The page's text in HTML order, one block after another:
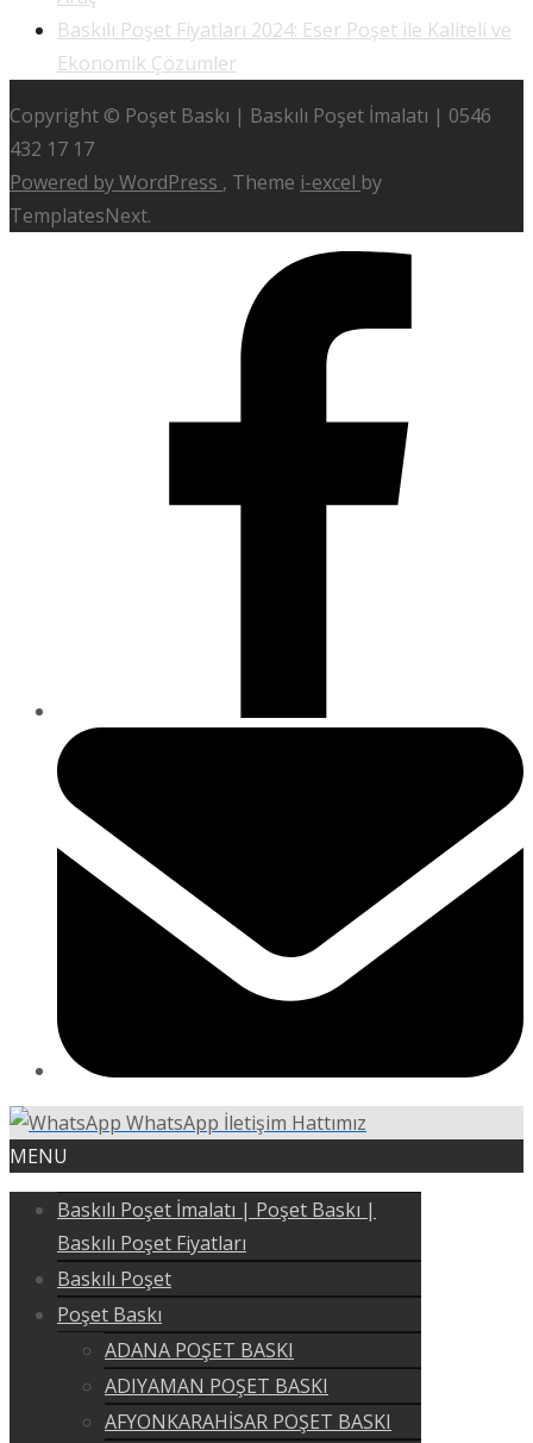
Baskılı Poşet Fiyatları 2024: Eser Poşet ile Kaliteli ve
Ekonomik Çözümler
Copyright © Poşet Baskı | Baskılı Poşet İmalatı | 0546
432 17 17
Powered by WordPress , Theme i-excel by
TemplatesNext.
WhatsApp İletişim Hattımız
MENU
Baskılı Poşet İmalatı | Poşet Baskı |
Baskılı Poşet Fiyatları
Baskılı Poşet
Poşet Baskı
ADANA POŞET BASKI
ADIYAMAN POŞET BASKI
AFYONKARAHİSAR POŞET BASKI